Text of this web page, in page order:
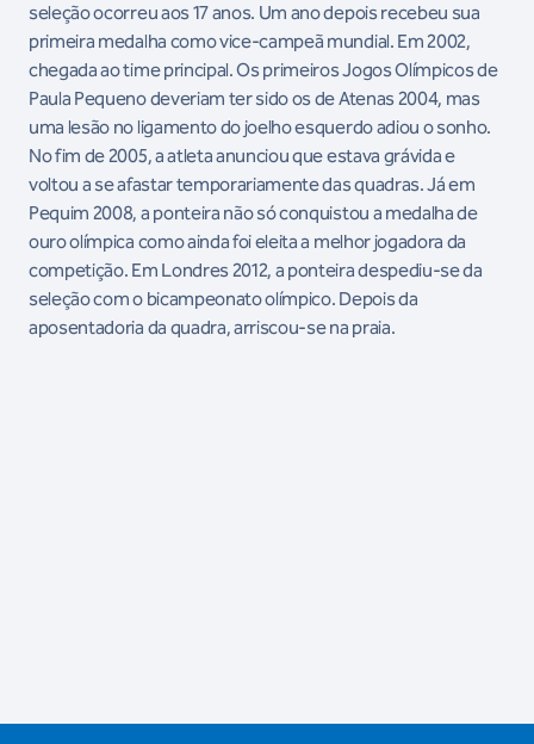
seleção ocorreu aos 17 anos. Um ano depois recebeu sua
primeira medalha como vice-campeã mundial. Em 2002,
chegada ao time principal. Osprimeiros Jogos Olímpicos de
Paula Pequeno deveriam ter sido os de Atenas 2004, mas
uma lesão no ligamento do joelho esquerdo adiou o sonho.
No fim de 2005, a atleta anunciou que estava grávida e
voltou a se afastar temporariamente das quadras. Já em
Pequim 2008, a ponteira não só conquistou a medalha de
ouro olímpica como ainda foi eleita a melhor jogadora da
competição. Em Londres 2012, a ponteira despediu-se da
seleção com o bicampeonato olímpico. Depois da
aposentadoria da quadra, arriscou-se na praia.